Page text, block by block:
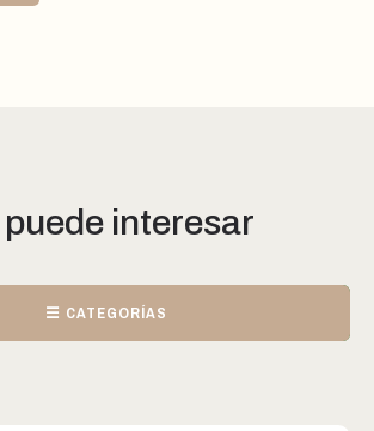
puede interesar
☰ CATEGORÍAS